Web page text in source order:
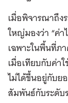
เมื่อพิจารณาถึง
ใหญ่มองว่า “ค่า
เฉพาะในพื้นที่ภ
เมื่อเทียบกับค่า
ไม่ได้ขึ้นอยู่กับย
สัมพันธ์กับระดับ